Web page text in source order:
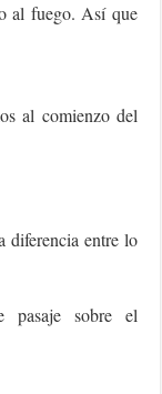
al fuego. Así que
al comienzo del
diferencia entre lo
pasaje sobre el